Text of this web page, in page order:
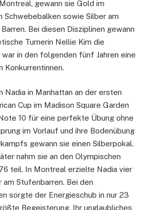
gewann sie Gold im
Schwebebalken sowie Silber am
Bei diesen Disziplinen gewann
Turnerin Nellie Kim die
in den folgenden fünf Jahren eine
Konkurrentinnen.
Nadia in Manhattan an der ersten
Cup im Madison Square Garden
10 für eine perfekte Übung ohne
im Vorlauf und ihre Bodenübung
gewann sie einen Silberpokal.
nahm sie an den Olympischen
teil. In Montreal erzielte Nadia vier
am Stufenbarren. Bei den
sorgte der Energieschub in nur 23
Begeisterung. Ihr unglaubliches